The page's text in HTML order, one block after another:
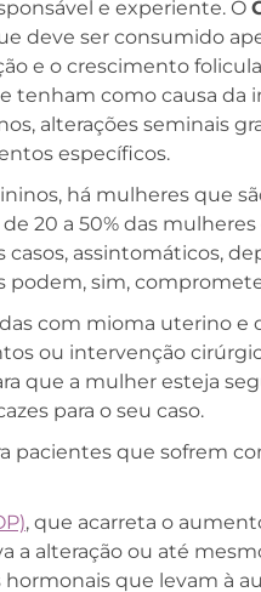
e experiente. O
deve ser consumido
e o crescimento
tenham como causa da
alterações seminais
específicos.
há mulheres que
20 a 50% das
assintomáticos,
podem, sim,
com mioma uterino e
ou intervenção
que a mulher esteja
para o seu caso.
pacientes que sofrem
, que acarreta o
a alteração ou até
que levam à